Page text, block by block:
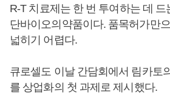
R-T 치료제는 한 번 투여하는 데 드
단바이오의약품이다. 품목허가만
넓히기 어렵다.
큐로셀도 이날 간담회에서 림카토
를 상업화의 첫 과제로 제시했다.